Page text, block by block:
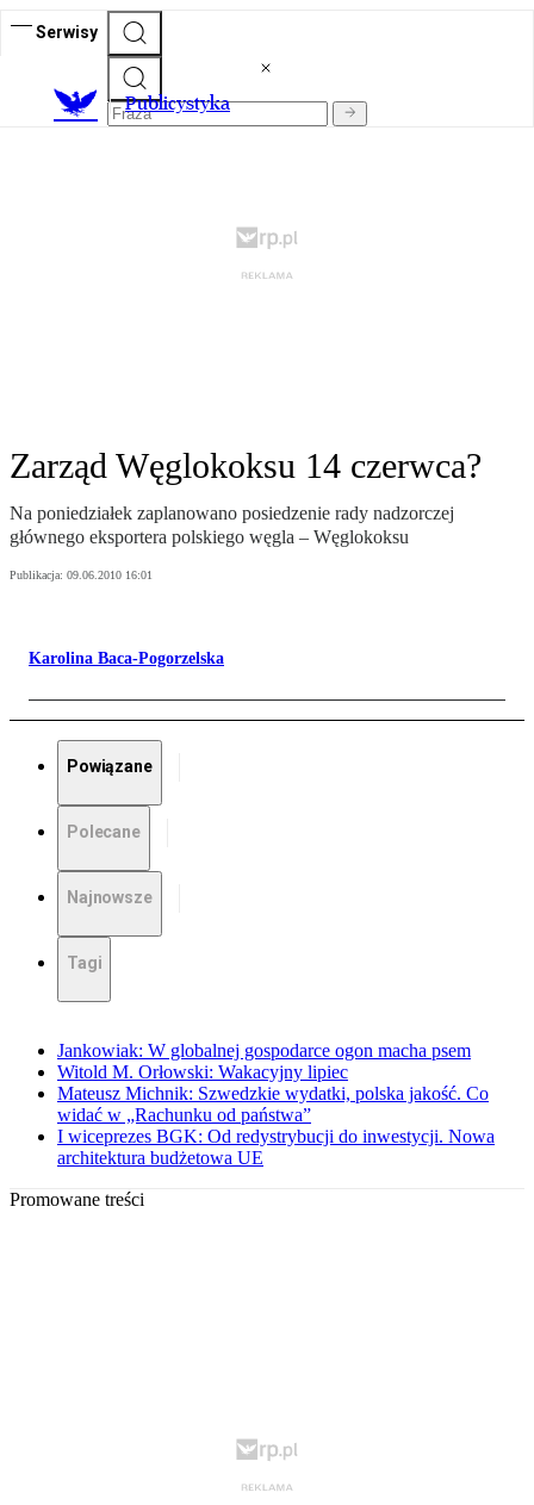
Serwisy
Publicystyka
Zarząd Węglokoksu 14 czerwca?
Na poniedziałek zaplanowano posiedzenie rady nadzorczej
głównego eksportera polskiego węgla – Węglokoksu
Publikacja: 09.06.2010 16:01
Karolina Baca-Pogorzelska
Powiązane
Polecane
Najnowsze
Tagi
Jankowiak: W globalnej gospodarce ogon macha psem
Witold M. Orłowski: Wakacyjny lipiec
Mateusz Michnik: Szwedzkie wydatki, polska jakość. Co
widać w „Rachunku od państwa”
I wiceprezes BGK: Od redystrybucji do inwestycji. Nowa
architektura budżetowa UE
Promowane treści